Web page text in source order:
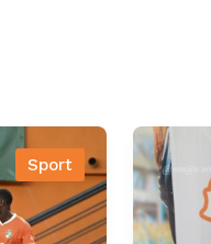
Sport